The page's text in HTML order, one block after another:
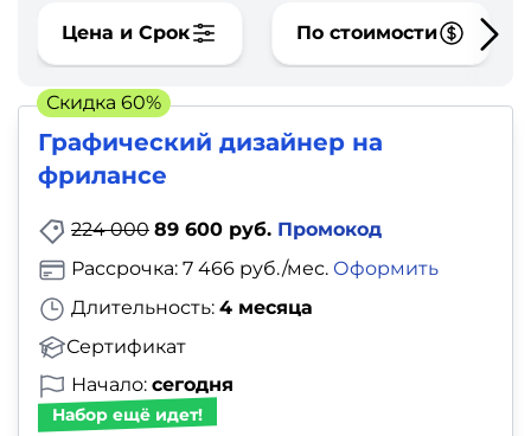
Цена и Срок По стоимости
Графический дизайнер на
фрилансе
224 000 89 600 руб. Промокод
Длительность: 4 месяца
Сертификат
Рассрочка: 7 466 руб./мес. Оформить
Начало: сегодня
Набор ещё идет!
Скидка 60%
Видео,
фото,
аудио
Маркетинг
Иностранный
язык
Для
детей
Красота,